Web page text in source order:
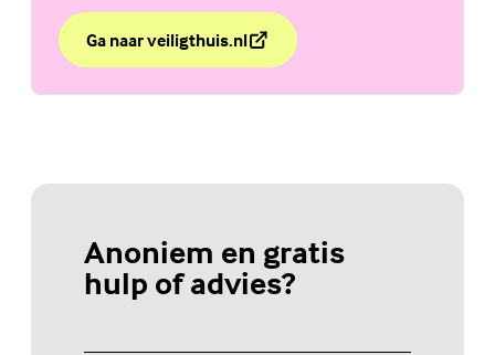
Ga naar veiligthuis.nl
over Chat Veilig Thuis
(Externe link)
Anoniem en gratis
hulp of advies?